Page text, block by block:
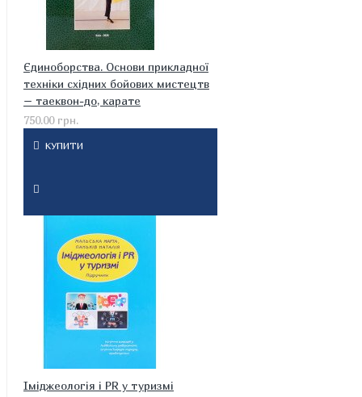
Єдиноборства. Основи прикладної
техніки східних бойових мистецтв
– таеквон-до, карате
750.00 грн.
КУПИТИ
Іміджеологія і PR у туризмі